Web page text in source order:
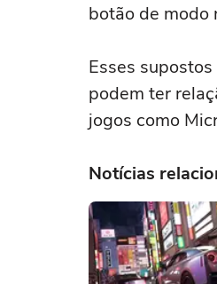
botão de modo
Esses
podem ter
jogos como
Notícias